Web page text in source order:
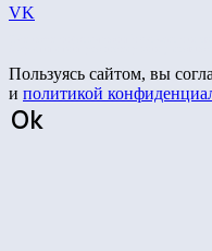
VK
Пользуясь сайтом, вы
и политикой
Ok